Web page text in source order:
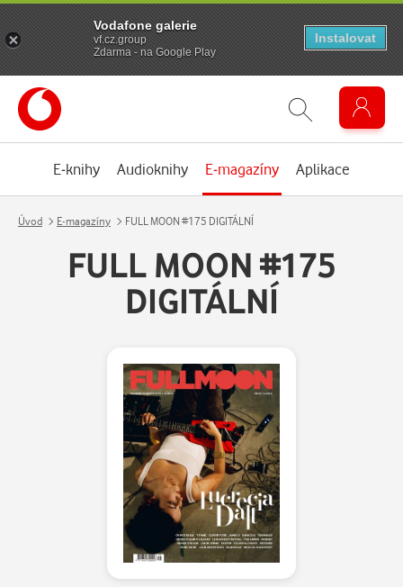
E-knihy Audioknihy E-magazíny Aplikace
Úvod E-magazíny FULL MOON #175 DIGITÁLNÍ
FULL MOON #175
DIGITÁLNÍ
Vodafone galerie
vf.cz.group
Zdarma - na Google Play
Instalovat